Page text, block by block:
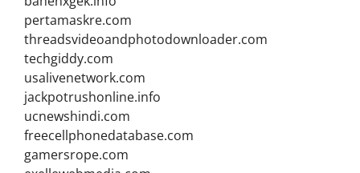
pertamaskre.com
threadsvideoandphotodownloader.com
techgiddy.com
usalivenetwork.com
jackpotrushonline.info
ucnewshindi.com
freecellphonedatabase.com
gamersrope.com